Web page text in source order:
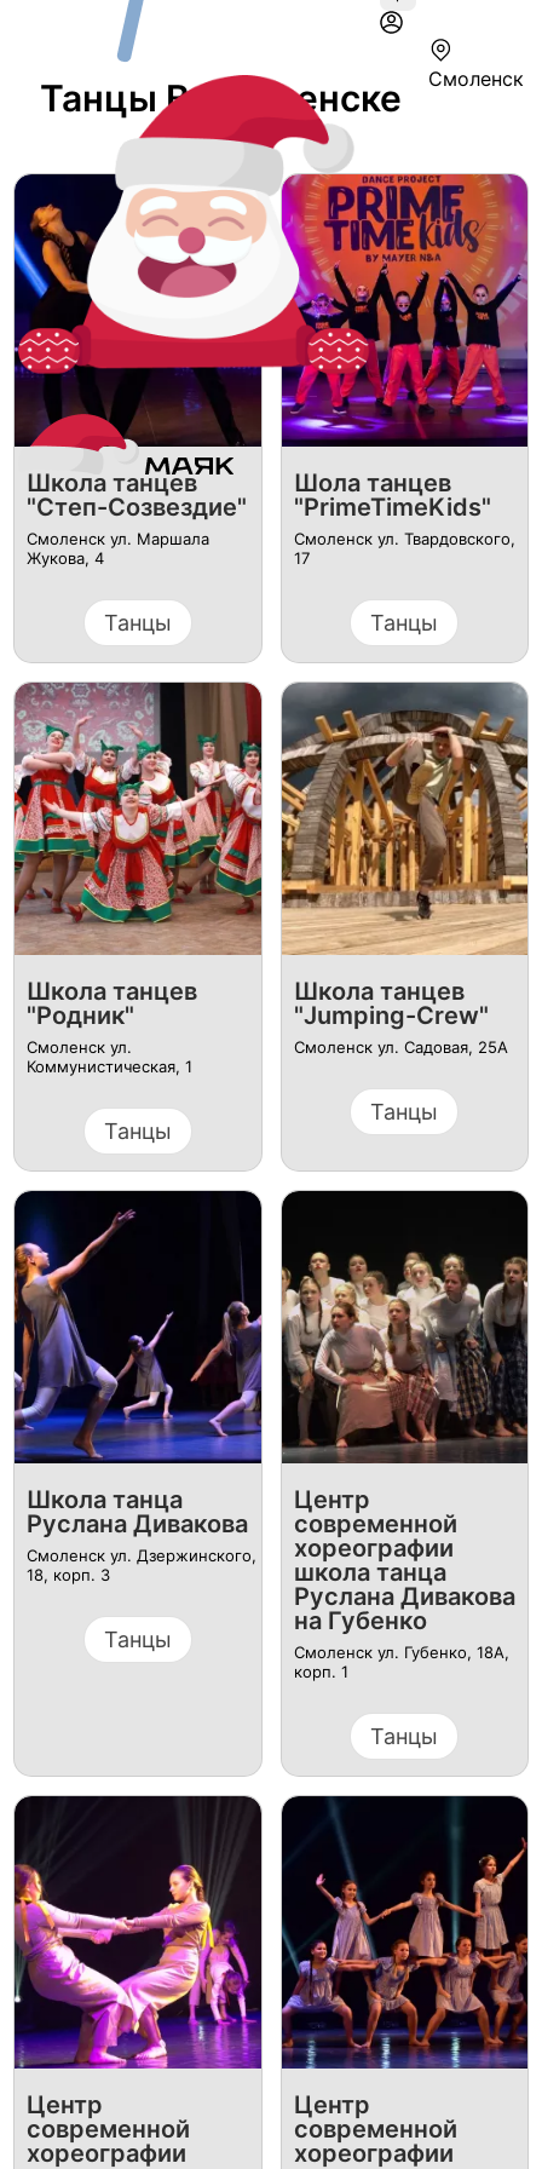
Смоленск
Танцы В Смоленске
Школа танцев
"Степ-Созвездие"
Смоленск ул. Маршала
Жукова, 4
Танцы
Шола танцев
"PrimeTimeKids"
Смоленск ул. Твардовского,
17
Танцы
Школа танцев
"Родник"
Смоленск ул. ​
Коммунистическая, 1
Танцы
Школа танцев
"Jumping-Сrew"
Смоленск ул. Садовая, 25А
Танцы
Школа танца
Руслана Дивакова
Смоленск ул. Дзержинского,
18, корп. 3
Танцы
Центр
современной
хореографии
школа танца
Руслана Дивакова
на Губенко
Смоленск ​ул. Губенко, 18А,
корп. 1
Танцы
Центр
современной
хореографии
Центр
современной
хореографии